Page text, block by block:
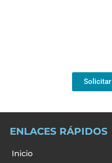
Solicitar
ENLACES RÁPIDOS
Inicio